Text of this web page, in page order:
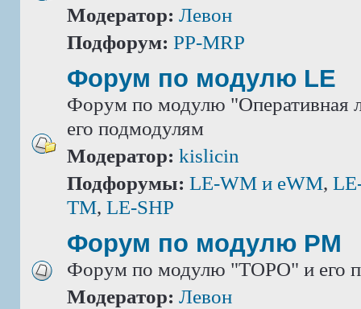
Модератор: Левон
Подфорум: PP-MRP
Форум по модулю LE
Форум по модулю "Оперативная
его подмодулям
Модератор: kislicin
Подфорумы: LE-WM и eWM,
TM, LE-SHP
Форум по модулю РМ
Форум по модулю "ТОРО" и его
Модератор: Левон